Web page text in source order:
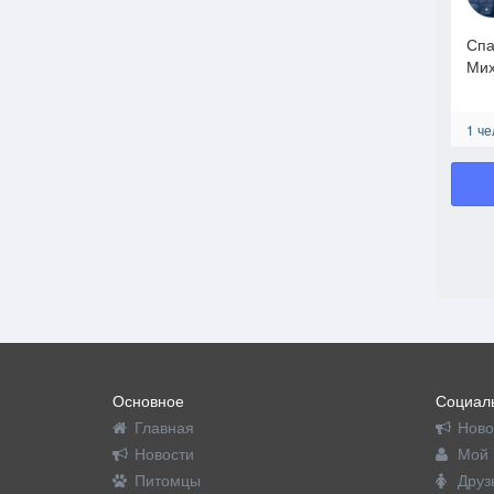
1
Основное
Главная
Новости
Питомцы
Мой